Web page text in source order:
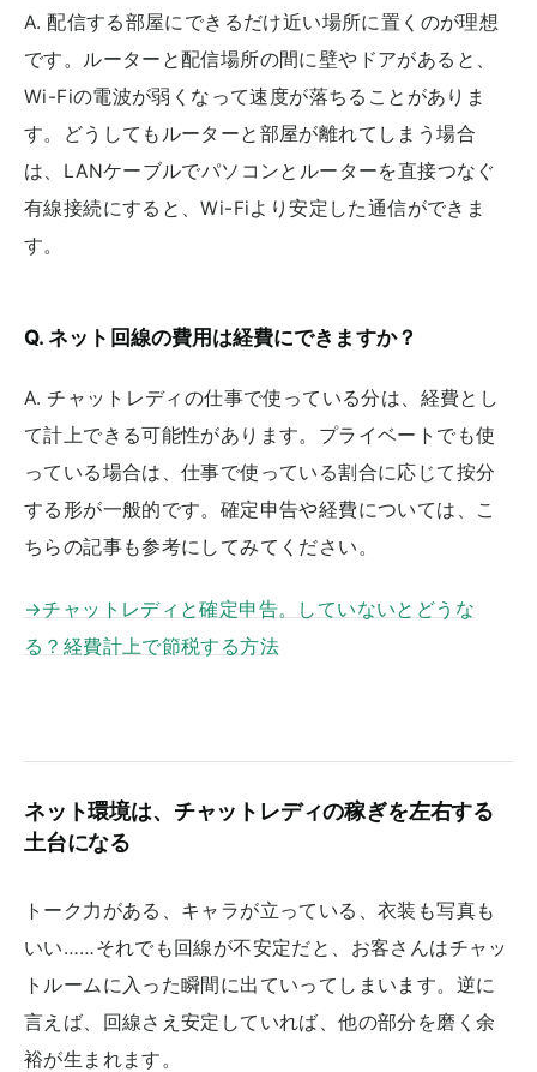
A. 配信する部屋にできるだけ近い場所に置くのが理想
です。ルーターと配信場所の間に壁やドアがあると、
Wi-Fiの電波が弱くなって速度が落ちることがありま
す。どうしてもルーターと部屋が離れてしまう場合
は、LANケーブルでパソコンとルーターを直接つなぐ
有線接続にすると、Wi-Fiより安定した通信ができま
す。
Q. ネット回線の費用は経費にできますか？
A. チャットレディの仕事で使っている分は、経費とし
て計上できる可能性があります。プライベートでも使
っている場合は、仕事で使っている割合に応じて按分
する形が一般的です。確定申告や経費については、こ
ちらの記事も参考にしてみてください。
→チャットレディと確定申告。していないとどうな
る？経費計上で節税する方法
ネット環境は、チャットレディの稼ぎを左右する
土台になる
トーク力がある、キャラが立っている、衣装も写真も
いい……それでも回線が不安定だと、お客さんはチャッ
トルームに入った瞬間に出ていってしまいます。逆に
言えば、回線さえ安定していれば、他の部分を磨く余
裕が生まれます。